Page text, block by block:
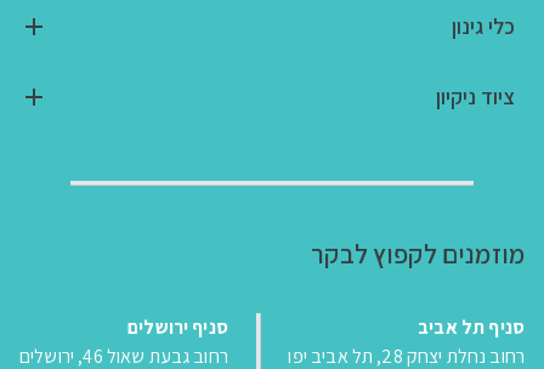
כלי גינון
ציוד ניקיון
מוזמנים לקפוץ לבקר
סניף תל אביב
רחוב נחלת יצחק 28, תל אביב יפו
סניף ירושלים
רחוב גבעת שאול 46, ירושלים